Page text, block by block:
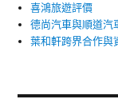
喜鴻旅遊評價
德尚汽車與順道汽
葉和軒跨界合作與